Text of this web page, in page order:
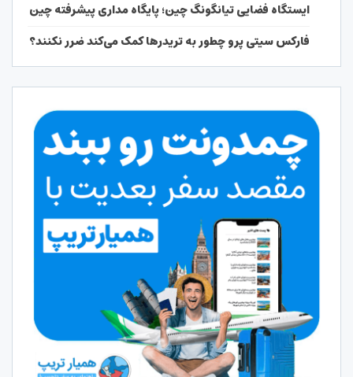
ایستگاه فضایی تیانگونگ چین؛ پایگاه مداری پیشرفته چین
فارکس سیتی پرو چطور به تریدرها کمک می‌کند ضرر نکنند؟